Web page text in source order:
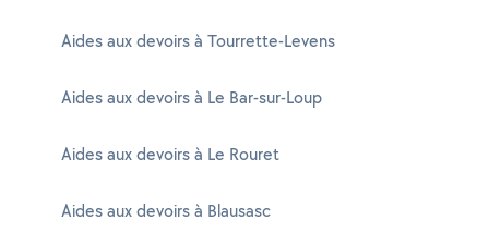
Aides aux devoirs à Tourrette-Levens
Aides aux devoirs à Le Bar-sur-Loup
Aides aux devoirs à Le Rouret
Aides aux devoirs à Blausasc